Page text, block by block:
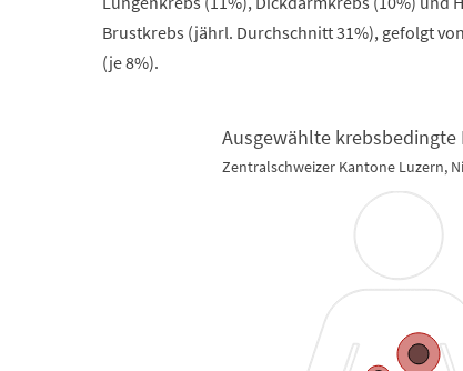
Brustkrebs (jährl. Durchschnitt 31%), gefolgt
(je 8%).
Zentralschweizer Kantone Luzern, Nidwalden,
View as data table, Ausgewählte
Ausgewählte
Zentralschweizer Kantone Luzern,